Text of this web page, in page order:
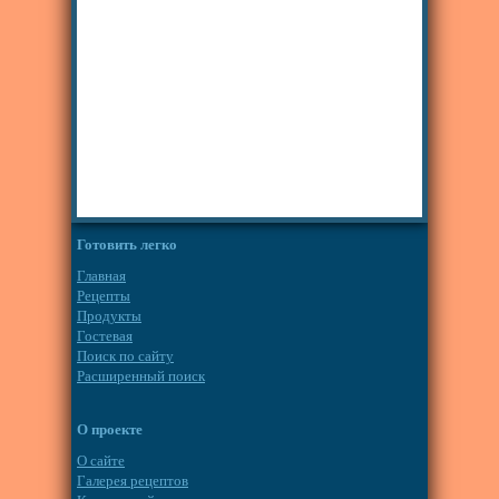
Готовить легко
Главная
Рецепты
Продукты
Гостевая
Поиск по сайту
Расширенный поиск
О проекте
О сайте
Галерея рецептов